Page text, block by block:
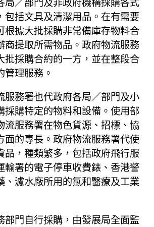
局／部門及非政府機構採購各式
包括文具及清潔用品。在有需要
根據大批採購非常備庫存物料合
商提取所需物品。政府物流服務
批採購合約的一方，並在整段合
管理服務。
服務署也代政府各局／部門及小
採購特定的物料和設備。使用部
流服務署在物色貨源、招標、協
面的專長。政府物流服務署代使
品，種類繁多，包括政府飛行服
輸署的電子停車收費錶、香港警
、濾水廠所用的氯和醫療及工業
部門自行採購，由發展局全面監